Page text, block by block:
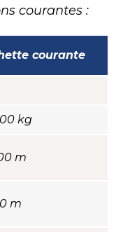
courantes :
courante
kg
m
m